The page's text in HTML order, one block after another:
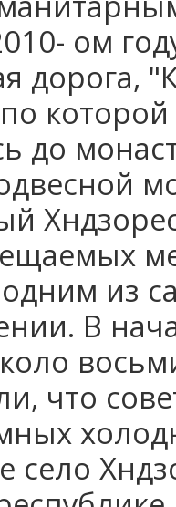
ом
дорога,
до
одним из
В
что
село